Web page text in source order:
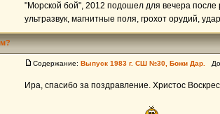
"Морской бой", 2012 подошел для вечера после
ультразвук, магнитные поля, грохот орудий,
Содержание: Выпуск 1983 г. СШ №30, Божи Дар.
Ира, спасибо за поздравление. Христос